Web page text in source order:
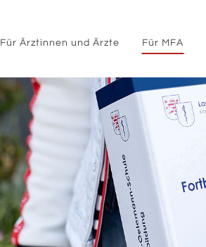
Für Ärztinnen und Ärzte Für MFA